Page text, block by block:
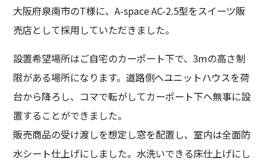
大阪府泉南市のT様に、A-space AC-2.5型をスイーツ販
売店として採用していただきました。
設置希望場所はご自宅のカーポート下で、3mの高さ制
限がある場所になります。道路側へユニットハウスを荷
台から降ろし、コマで転がしてカーポート下へ無事に設
置することができました。
販売商品の受け渡しを想定し窓を配置し、室内は全面防
水シート仕上げにしました。水洗いできる床仕上げにし